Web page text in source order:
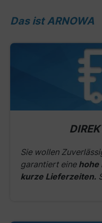
Das ist ARNOWA
Sie wollen
garantiert eine hohe
kurze Lieferzeiten.